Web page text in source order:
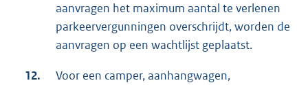
aanvragen het maximum aantal te verlenen
parkeervergunningen overschrijdt, worden de
aanvragen op een wachtlijst geplaatst.
12.
Voor een camper, aanhangwagen,